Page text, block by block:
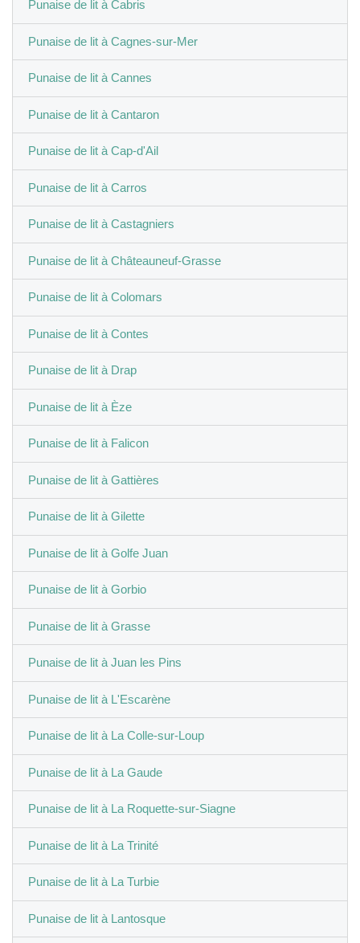
Punaise de lit à Cabris
Punaise de lit à Cagnes-sur-Mer
Punaise de lit à Cannes
Punaise de lit à Cantaron
Punaise de lit à Cap-d'Ail
Punaise de lit à Carros
Punaise de lit à Castagniers
Punaise de lit à Châteauneuf-Grasse
Punaise de lit à Colomars
Punaise de lit à Contes
Punaise de lit à Drap
Punaise de lit à Èze
Punaise de lit à Falicon
Punaise de lit à Gattières
Punaise de lit à Gilette
Punaise de lit à Golfe Juan
Punaise de lit à Gorbio
Punaise de lit à Grasse
Punaise de lit à Juan les Pins
Punaise de lit à L'Escarène
Punaise de lit à La Colle-sur-Loup
Punaise de lit à La Gaude
Punaise de lit à La Roquette-sur-Siagne
Punaise de lit à La Trinité
Punaise de lit à La Turbie
Punaise de lit à Lantosque